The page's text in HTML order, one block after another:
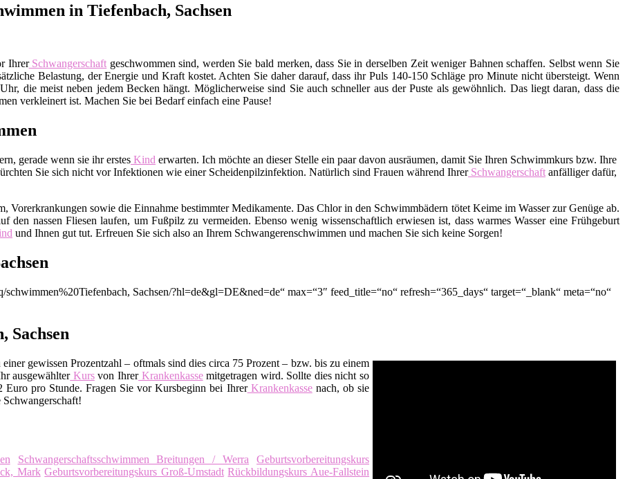
in Tiefenbach, Sachsen
IhrerSchwangerschaft geschwommen sind, werden Sie bald merken, dass Sie in derselben Zeit weniger Bahnen schaffen. Selbst wenn Sie
Belastung, der Energie und Kraft kostet. Achten Sie daher darauf, dass ihr Puls 140-150 Schläge pro Minute nicht übersteigt. Wenn
die meist neben jedem Becken hängt. Möglicherweise sind Sie auch schneller aus der Puste als gewöhnlich. Das liegt daran, dass die
verkleinert ist. Machen Sie bei Bedarf einfach eine Pause!
gerade wenn sie ihr erstes Kind erwarten. Ich möchte an dieser Stelle ein paar davon ausräumen, damit Sie Ihren Schwimmkurs bzw. Ihre
Sie sich nicht vor Infektionen wie einer Scheidenpilzinfektion. Natürlich sind Frauen während IhrerSchwangerschaft anfälliger dafür,
Vorerkrankungen sowie die Einnahme bestimmter Medikamente. Das Chlor in den Schwimmbädern tötet Keime im Wasser zur Genüge ab.
den nassen Fliesen laufen, um Fußpilz zu vermeiden. Ebenso wenig wissenschaftlich erwiesen ist, dass warmes Wasser eine Frühgeburt
und Ihnen gut tut. Erfreuen Sie sich also an Ihrem Schwangerenschwimmen und machen Sie sich keine Sorgen!
schwimmen%20Tiefenbach, Sachsen/?hl=de&gl=DE&ned=de“ max=“3″ feed_title=“no“ refresh=“365_days“ target=“_blank“ meta=“no“
Sachsen
einer gewissen Prozentzahl – oftmals sind dies circa 75 Prozent – bzw. bis zu einem
ausgewählterKursvon IhrerKrankenkassemitgetragen wird. Sollte dies nicht so
Euro pro Stunde. Fragen Sie vor Kursbeginn bei IhrerKrankenkassenach, ob sie
Schwangerschaftsschwimmen Breitungen / Werra
Geburtsvorbereitungskurs
Mark Geburtsvorbereitungskurs Groß-Umstadt Rückbildungskurs Aue-Fallstein